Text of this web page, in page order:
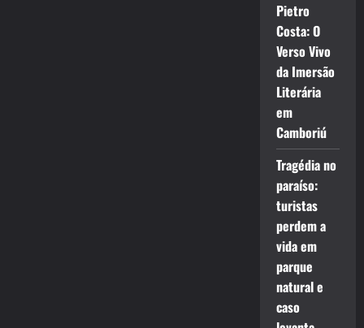
Pietro
Costa: O
Verso Vivo
da Imersão
Literária
em
Camboriú
Tragédia no
paraíso:
turistas
perdem a
vida em
parque
natural e
caso